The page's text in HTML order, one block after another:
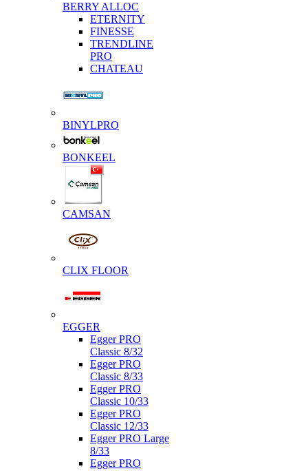
BERRY ALLOC
ETERNITY
FINESSE
TRENDLINE
PRO
CHATEAU
BINYLPRO
BONKEEL
CAMSAN
CLIX FLOOR
EGGER
Egger PRO
Classic 8/32
Egger PRO
Classic 8/33
Egger PRO
Classic 10/33
Egger PRO
Classic 12/33
Egger PRO Large
8/33
Egger PRO